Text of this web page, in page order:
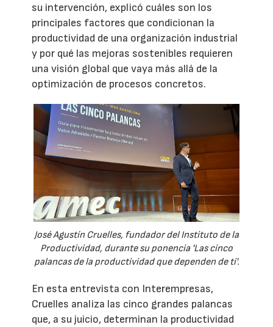
su intervención, explicó cuáles son los
principales factores que condicionan la
productividad de una organización industrial
y por qué las mejoras sostenibles requieren
una visión global que vaya más allá de la
optimización de procesos concretos.
José Agustín Cruelles, fundador del Instituto de la
Productividad, durante su ponencia 'Las cinco
palancas de la productividad que dependen de ti'.
En esta entrevista con Interempresas,
Cruelles analiza las cinco grandes palancas
que, a su juicio, determinan la productividad